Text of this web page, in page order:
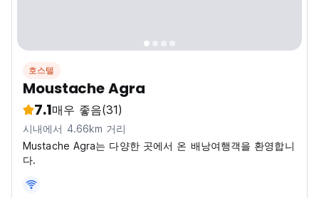
호스텔
Moustache Agra
7.1매우 좋음(31)
시내에서 4.66km 거리
Mustache Agra는 다양한 곳에서 온 배낭여행객을 환영합니
다.